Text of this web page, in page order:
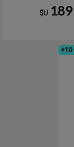
$U 189
+10